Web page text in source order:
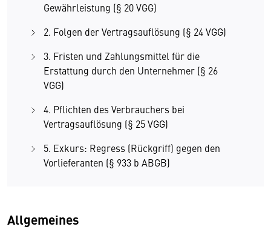
Gewährleistung (§ 20 VGG)
2. Folgen der Vertragsauflösung (§ 24 VGG)
3. Fristen und Zahlungsmittel für die
Erstattung durch den Unternehmer (§ 26
VGG)
4. Pflichten des Verbrauchers bei
Vertragsauflösung (§ 25 VGG)
5. Exkurs: Regress (Rückgriff) gegen den
Vorlieferanten (§ 933 b ABGB)
Allgemeines